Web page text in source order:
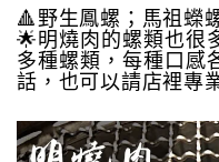
🔺野生鳳螺；馬祖蠑
🌟明燒肉的螺類也很
多種螺類，每種口感
話，也可以請店裡專